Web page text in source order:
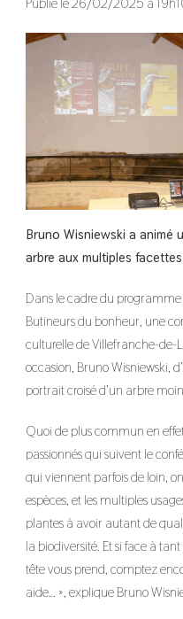
Bruno Wisniewski a animé
arbre aux multiples
Dans le cadre du programme
Butineurs du bonheur, une
culturelle de Villefranche-de-
occasion, Bruno Wisniewski,
portrait croisé d’un arbre
Quoi de plus commun en
passionnés qui suivent le
qui viennent parfois de loin,
espèces, et les multiples
plantes à avoir autant de
la biodiversité. Et si face à
tête vous prend, comptez
aide… », explique Bruno